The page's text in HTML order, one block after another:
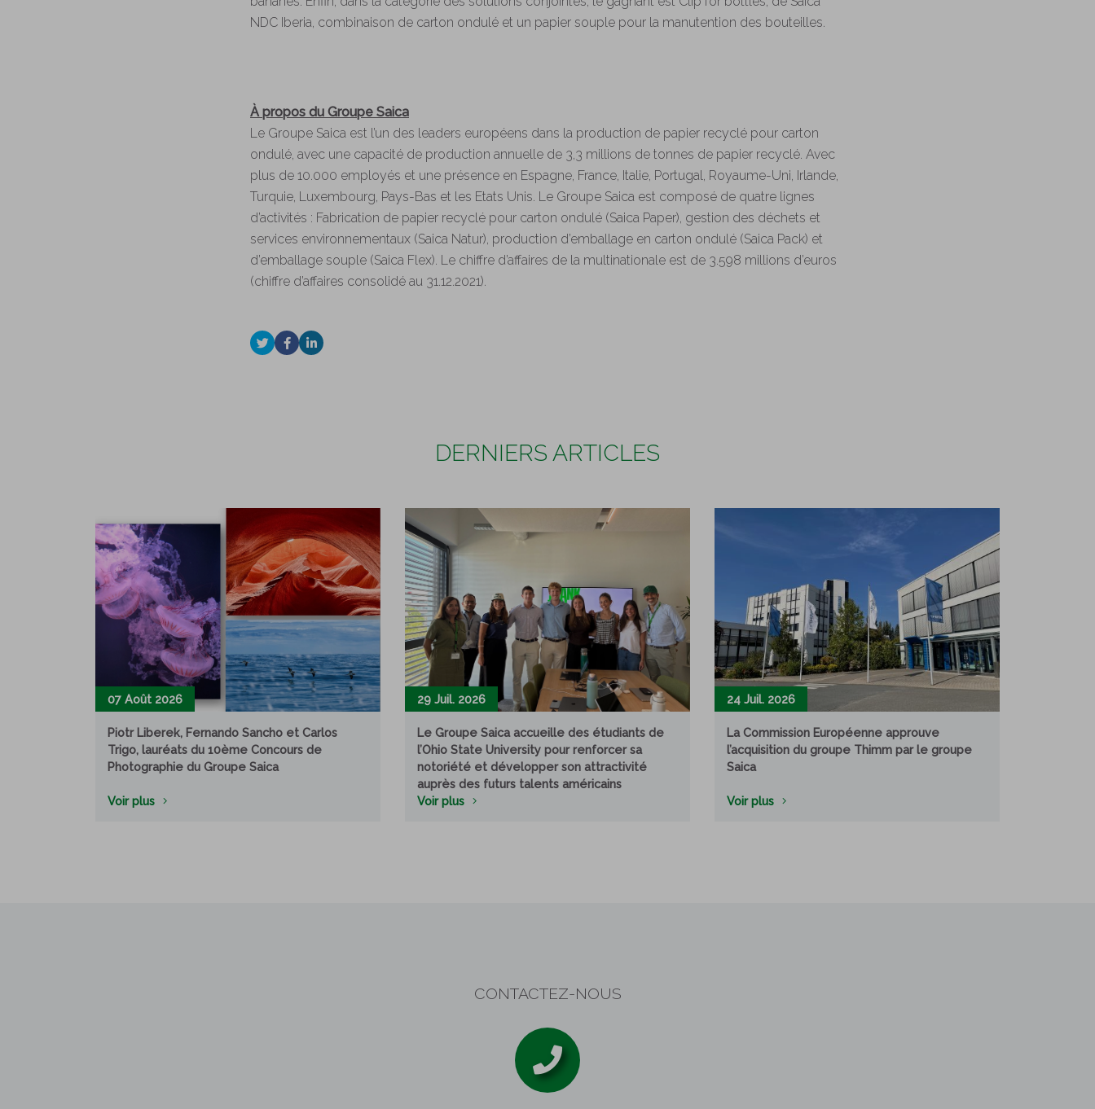
NDC Iberia, combinaison de carton ondulé et un papier souple pour la manutention des bouteilles.
À propos du Groupe Saica
Le Groupe Saica est l’un des leaders européens dans la production de papier recyclé pour carton
ondulé, avec une capacité de production annuelle de 3,3 millions de tonnes de papier recyclé. Avec
plus de 10.000 employés et une présence en Espagne, France, Italie, Portugal, Royaume-Uni, Irlande,
Turquie, Luxembourg, Pays-Bas et les Etats Unis. Le Groupe Saica est composé de quatre lignes
d’activités : Fabrication de papier recyclé pour carton ondulé (Saica Paper), gestion des déchets et
services environnementaux (Saica Natur), production d’emballage en carton ondulé (Saica Pack) et
d’emballage souple (Saica Flex). Le chiffre d’affaires de la multinationale est de 3.598 millions d’euros
(chiffre d’affaires consolidé au 31.12.2021).
DERNIERS ARTICLES
07 Août 2026
Piotr Liberek, Fernando Sancho et Carlos
Trigo, lauréats du 10ème Concours de
Photographie du Groupe Saica
Voir plus
29 Juil. 2026
Le Groupe Saica accueille des étudiants de
l’Ohio State University pour renforcer sa
notoriété et développer son attractivité
auprès des futurs talents américains
Voir plus
24 Juil. 2026
La Commission Européenne approuve
l’acquisition du groupe Thimm par le groupe
Saica
Voir plus
CONTACTEZ-NOUS